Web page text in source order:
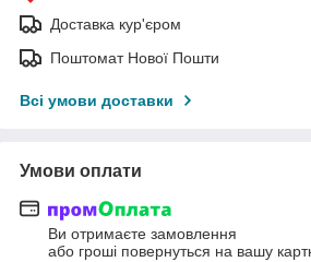
Доставка кур'єром
Поштомат Нової Пошти
Всі умови доставки
Умови оплати
Ви отримаєте замовлення
або гроші повернуться на вашу